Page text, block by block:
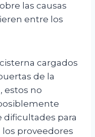
las causas
entre los
cargados
de la
estos no
dificultades para
los proveedores